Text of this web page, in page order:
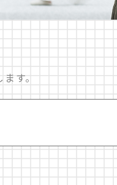
す。